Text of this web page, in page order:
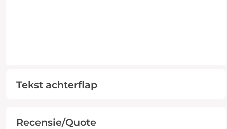
Tekst achterflap
Recensie/Quote